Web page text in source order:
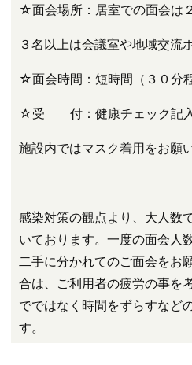
☆面会場所：居室での面会は
３名以上は会議室や地域交流
☆面会時間：短時間（３０分程
☆受 付：健康チェック記
施設内ではマスク着用をお願
感染対策の観点より、大人数
いております。一度の面会人
二手に分かれてのご面会をお
合は、ご利用者の疲労の事を
でではなく時間をずらすなど
す。